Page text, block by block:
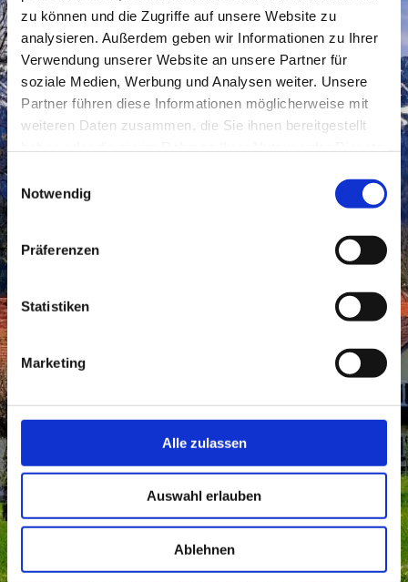
zu können und die Zugriffe auf unsere Website zu
analysieren. Außerdem geben wir Informationen zu Ihrer
Verwendung unserer Website an unsere Partner für
soziale Medien, Werbung und Analysen weiter. Unsere
Partner führen diese Informationen möglicherweise mit
weiteren Daten zusammen, die Sie ihnen bereitgestellt
Einwilligungsauswahl
Notwendig
Präferenzen
Statistiken
Marketing
Alle zulassen
Auswahl erlauben
Ablehnen